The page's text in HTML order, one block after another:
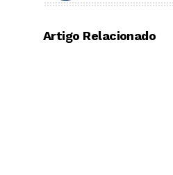
Artigo Relacionado